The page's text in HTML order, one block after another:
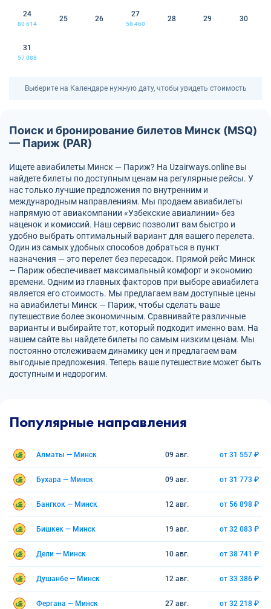
24
80 614
25 26
27
58 460
28 29 30
31
57 088
Выберите на Календаре нужную дату, чтобы увидеть стоимость
Поиск и бронирование билетов Минск (MSQ)
— Париж (PAR)
Ищете авиабилеты Минск — Париж? На Uzairways.online вы
найдете билеты по доступным ценам на регулярные рейсы. У
нас только лучшие предложения по внутренним и
международным направлениям. Мы продаем авиабилеты
напрямую от авиакомпании «Узбекские авиалинии» без
наценок и комиссий. Наш сервис позволит вам быстро и
удобно выбрать оптимальный вариант для вашего перелета.
Один из самых удобных способов добраться в пункт
назначения — это перелет без пересадок. Прямой рейс Минск
— Париж обеспечивает максимальный комфорт и экономию
времени. Одним из главных факторов при выборе авиабилета
является его стоимость. Мы предлагаем вам доступные цены
на авиабилеты Минск — Париж, чтобы сделать ваше
путешествие более экономичным. Сравнивайте различные
варианты и выбирайте тот, который подходит именно вам. На
нашем сайте вы найдете билеты по самым низким ценам. Мы
постоянно отслеживаем динамику цен и предлагаем вам
выгодные предложения. Теперь ваше путешествие может быть
доступным и недорогим.
Популярные направления
Алматы — Минск 09 авг. от 31 557 ₽
Бухара — Минск 09 авг. от 31 773 ₽
Бангкок — Минск 12 авг. от 56 898 ₽
Бишкек — Минск 19 авг. от 32 083 ₽
Дели — Минск 10 авг. от 38 741 ₽
Душанбе — Минск 12 авг. от 33 386 ₽
Фергана — Минск 27 авг. от 32 218 ₽